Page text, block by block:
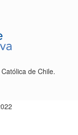
de Chile.